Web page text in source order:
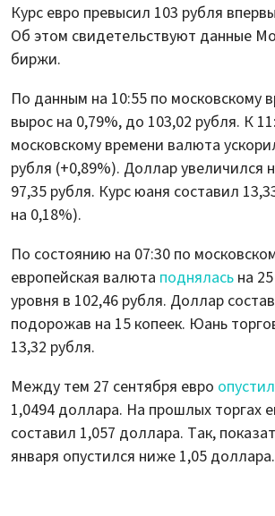
Курс евро превысил 103 рубля
Об этом свидетельствуют данные
биржи.
По данным на 10:55 по московскому
вырос на 0,79%, до 103,02 рубля. К
московскому времени валюта
рубля (+0,89%). Доллар увеличился
97,35 рубля. Курс юаня составил
на 0,18%).
По состоянию на 07:30 по
европейская валюта поднялась на
уровня в 102,46 рубля. Доллар
подорожав на 15 копеек. Юань
13,32 рубля.
Между тем 27 сентября евро
1,0494 доллара. На прошлых торгах
составил 1,057 доллара. Так,
января опустился ниже 1,05 доллара.